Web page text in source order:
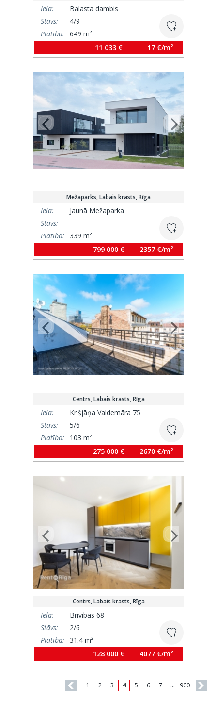
Iela:
Balasta dambis
Stāvs:
4/9
Platība:
649 m²
11 033 €
17 €/m²
Mežaparks, Labais krasts, Rīga
Iela:
Jaunā Mežaparka
Stāvs:
-
Platība:
339 m²
799 000 €
2357 €/m²
Centrs, Labais krasts, Rīga
Iela:
Krišjāņa Valdemāra 75
Stāvs:
5/6
Platība:
103 m²
275 000 €
2670 €/m²
Centrs, Labais krasts, Rīga
Iela:
Brīvības 68
Stāvs:
2/6
Platība:
31.4 m²
128 000 €
4077 €/m²
1 2 3 4 5 6 7 … 900